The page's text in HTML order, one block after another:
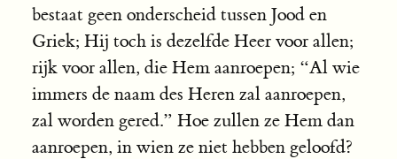
bestaat geen onderscheid tussen Jood en
Griek; Hij toch is dezelfde Heer voor allen;
rijk voor allen, die Hem aanroepen; “Al wie
immers de naam des Heren zal aanroepen,
zal worden gered.” Hoe zullen ze Hem dan
aanroepen, in wien ze niet hebben geloofd?